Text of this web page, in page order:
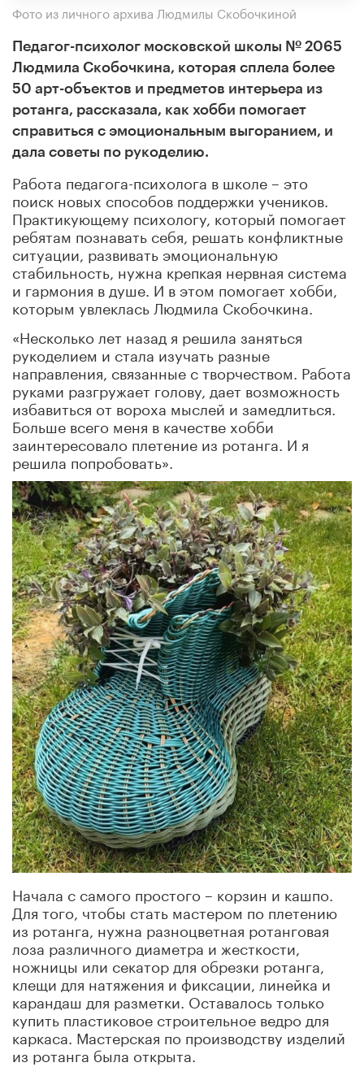
Фото из личного архива Людмилы Скобочкиной
Педагог-психолог московской школы № 2065
Людмила Скобочкина, которая сплела более
50 арт-объектов и предметов интерьера из
ротанга, рассказала, как хобби помогает
справиться с эмоциональным выгоранием, и
дала советы по рукоделию.
Работа педагога-психолога в школе – это
поиск новых способов поддержки учеников.
Практикующему психологу, который помогает
ребятам познавать себя, решать конфликтные
ситуации, развивать эмоциональную
стабильность, нужна крепкая нервная система
и гармония в душе. И в этом помогает хобби,
которым увлеклась Людмила Скобочкина.
«Несколько лет назад я решила заняться
рукоделием и стала изучать разные
направления, связанные с творчеством. Работа
руками разгружает голову, дает возможность
избавиться от вороха мыслей и замедлиться.
Больше всего меня в качестве хобби
заинтересовало плетение из ротанга. И я
решила попробовать».
Начала с самого простого – корзин и кашпо.
Для того, чтобы стать мастером по плетению
из ротанга, нужна разноцветная ротанговая
лоза различного диаметра и жесткости,
ножницы или секатор для обрезки ротанга,
клещи для натяжения и фиксации, линейка и
карандаш для разметки. Оставалось только
купить пластиковое строительное ведро для
каркаса. Мастерская по производству изделий
из ротанга была открыта.